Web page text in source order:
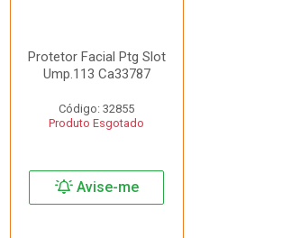
Protetor Facial Ptg Slot
Ump.113 Ca33787
Código: 32855
Produto Esgotado
Avise-me